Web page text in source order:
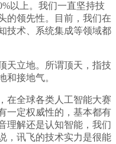
以上。我们一直坚持技
的领先性。目前，我们在
技术、系统集成等领域都
立地。所谓顶天，指技
和接地气。
全球各类人工智能大赛
一定权威性的，基本都有
理解还是认知智能，我们
，讯飞的技术实力是很能